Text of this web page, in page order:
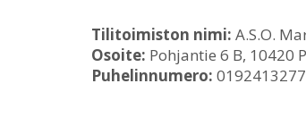
Tilitoimiston nimi: A.S.O.
Osoite: Pohjantie 6 B, 10420
Puhelinnumero: 0192413277